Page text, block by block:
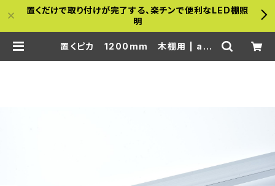
置くだけで取り付けが完了する、楽チンで便利なLED棚照
明
置くピカ 1200mm 木棚用 | a-b